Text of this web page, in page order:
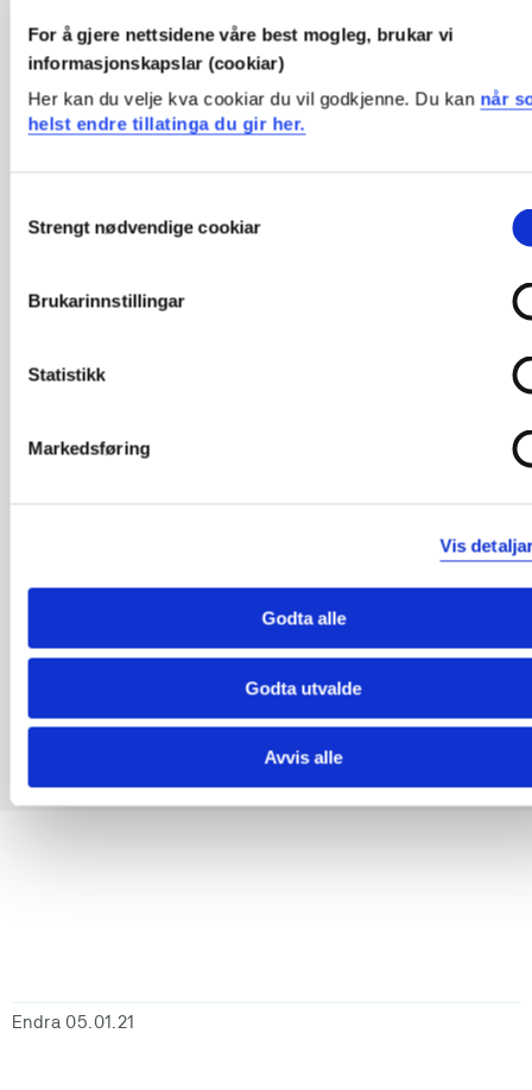
For å gjere nettsidene våre best mogleg, brukar vi
informasjonskapslar (cookiar)
Her kan du velje kva cookiar du vil godkjenne. Du kan når
helst endre tillatinga du gir her.
Selection
Strengt nødvendige cookiar
Brukarinnstillingar
Statistikk
Markedsføring
Vis
Godta alle
Godta utvalde
Avvis alle
Styringsdokument
Årsrapport 2019
Endra 05.01.21